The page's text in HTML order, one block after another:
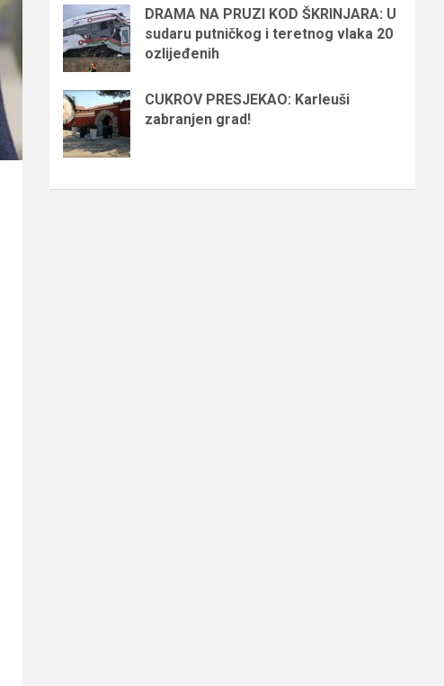
DRAMA NA PRUZI KOD ŠKRINJARA: U
sudaru putničkog i teretnog vlaka 20
ozlijeđenih
CUKROV PRESJEKAO: Karleuši
zabranjen grad!